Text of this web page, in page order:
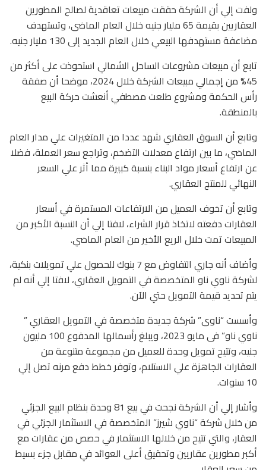
ولفت إلي أن الشركة حققت مبيعات تعاقدية لصالح المطورين
العقاريين بقيمة 65 مليار جنيه خلال العام الماضى، وتستهدف
مضاعفة مستهدفها البيعي خلال العام الجديد إلى 130 مليار جنيه.
تابع أن مبيعات مشروعات الساحل الشمالي استحوذت على أكثر من
45% من إجمالي مبيعات الشركة خلال 2024، موضحا أن صفقة
رأس الحكمة ومشروع طلعت مصطفي أنعشت حركة البيع
بالمنطقة.
وتابع أن السوق العقاري شهد عددا من المتغيرات علي مدار العام
الماضي، ما بين ارتفاع معدلات التضخم، وتراجع سعر العملة، فضلا
عن ارتفاع أسعار مواد البناء بنسبة كبيرة مما أثر علي السعر
النهائي للمنتج العقاري.
وتابع أن تخوف العميل من الارتفاعات المستمرة في أسعار
العقارات دفعته لاتخاذ قرار الشراء، لافتا إلي أن النسبة الأكبر من
المبيعات تمت خلال الريع الأخير من العام الماضي.
وأضاف أنه جاري التفاوض مع 7 بنوك للحصول علي تمويلات بنكية،
لشركة ناوي ناو المتخصصة في التمويل العقاري، لافتا إلي أنه لم
يتم تحديد قيمة التمويل حتي الآن.
وأسست “ناوى” شركة جديدة متخصصة في التمويل العقاري ”
ناوي ناو” فى مايو 2023، ويبلغ رأسمالها المدفوع 100 مليون
جنيه، وتتيح تمويل وحدة للعميل من مجموعة متنوعة من
العقارات الجاهزة علي الاستلام، وتوفر خطط دفع مرنه تصل إلي
10 سنوات.
وأشار إلي أن الشركة نجحت في بيع 81 وحدة بنظام البيع الجزئي
من خلال شركة “ناوي شيرز” المتخصصة في الاستثمار الجزئي في
العقار، والتي تتيح من خلالها الاستثمار في حصص من عقارات مع
أكبر مطورين عقاريين وتحقيق أعلى العوائد في مقابل جزء بسيط